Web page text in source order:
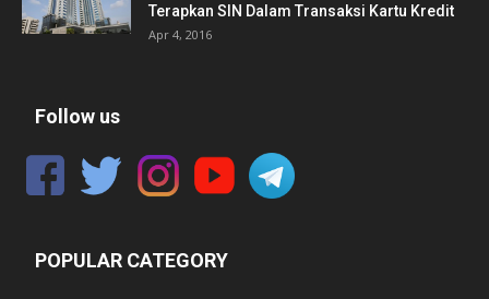
Terapkan SIN Dalam Transaksi Kartu Kredit
Apr 4, 2016
Follow us
POPULAR CATEGORY